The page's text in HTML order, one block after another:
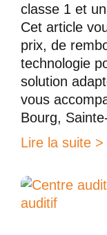
classe 1 et
Cet article
prix, de
technologie
solution
vous
Bourg,
Lire la suite >